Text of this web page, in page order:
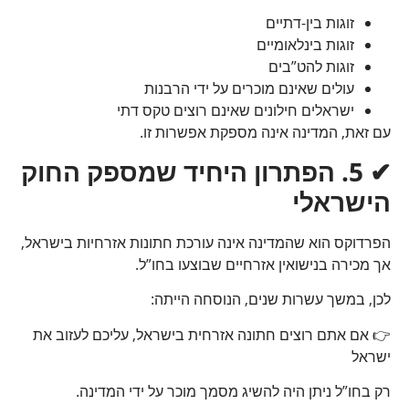
זוגות בין-דתיים
זוגות בינלאומיים
זוגות להט”בים
עולים שאינם מוכרים על ידי הרבנות
ישראלים חילונים שאינם רוצים טקס דתי
עם זאת, המדינה אינה מספקת אפשרות זו.
✔
5.
הפתרון היחיד שמספק החוק
הישראלי
הפרדוקס הוא שהמדינה אינה עורכת חתונות אזרחיות בישראל,
אך מכירה בנישואין אזרחיים שבוצעו בחו”ל.
לכן, במשך עשרות שנים, הנוסחה הייתה:
👉 אם אתם רוצים חתונה אזרחית בישראל, עליכם לעזוב את
ישראל
רק בחו”ל ניתן היה להשיג מסמך מוכר על ידי המדינה.